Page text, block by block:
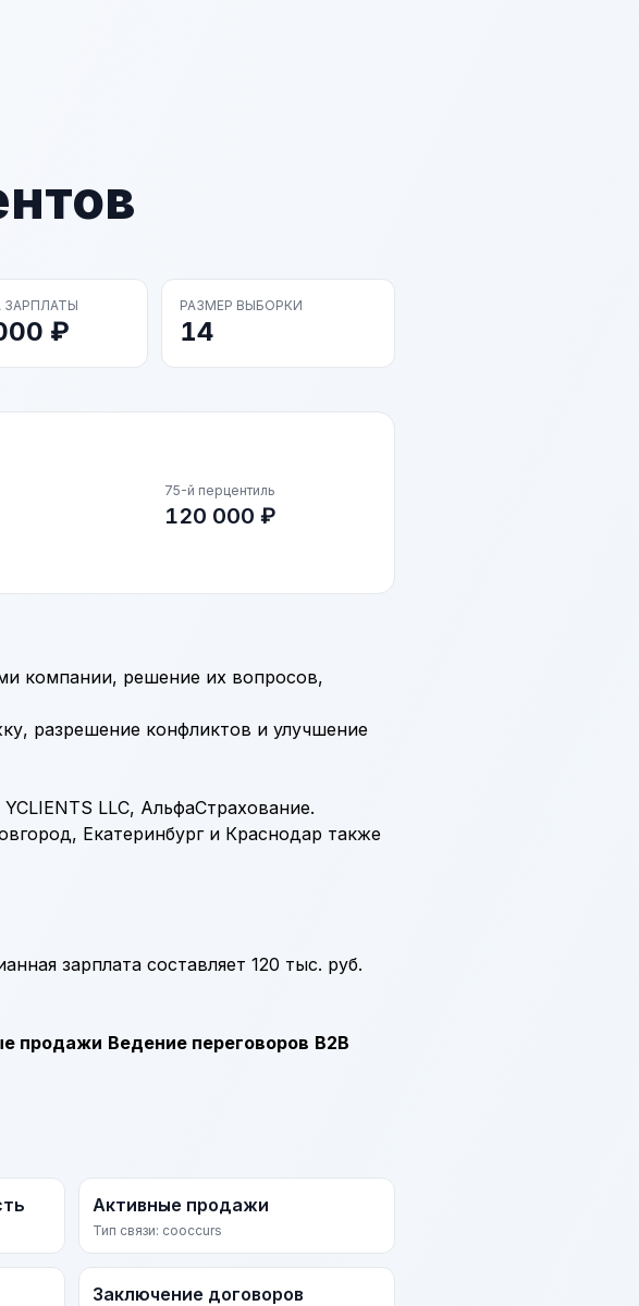
₽
РАЗМЕР ВЫБОРКИ
14
75-й перцентиль
120 000 ₽
компании, решение их вопросов,
разрешение конфликтов и улучшение
LLC, АльфаСтрахование.
Екатеринбург и Краснодар также
зарплата составляет 120 тыс. руб.
продажи Ведение переговоров B2B
Активные продажи
Тип связи: cooccurs
Заключение договоров